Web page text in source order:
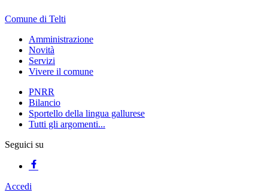
Comune di Telti
Amministrazione
Novità
Servizi
Vivere il comune
PNRR
Bilancio
Sportello della lingua gallurese
Tutti gli argomenti...
Seguici su
Accedi